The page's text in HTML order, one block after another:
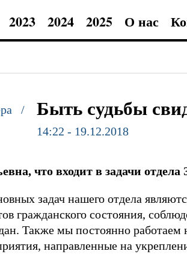
2023 2024 2025 О нас
/ Быть судьбы
14:22 - 19.12.2018
что входит в задачи
задач нашего отдела
гражданского состояния,
Также мы постоянно
направленные на